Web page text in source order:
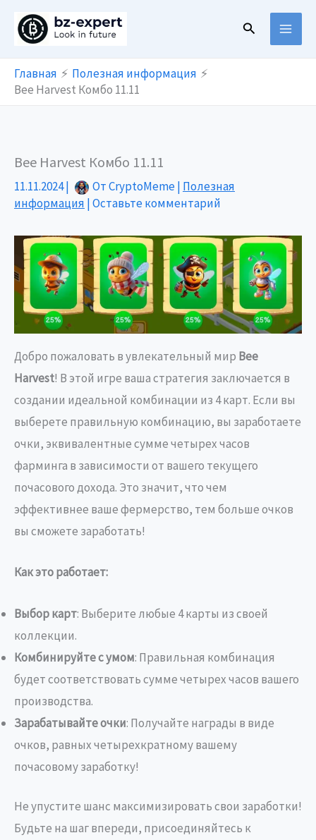
Поиск
Главная
Полезная информация
Bee Harvest Комбо 11.11
Bee Harvest Комбо 11.11
11.11.2024| ОтCryptoMeme| Полезная
информация |Оставьте комментарий
Добро пожаловать в увлекательный мир Bee
Harvest! В этой игре ваша стратегия заключается в
создании идеальной комбинации из 4 карт. Если вы
выберете правильную комбинацию, вы заработаете
очки, эквивалентные сумме четырех часов
фарминга в зависимости от вашего текущего
почасового дохода. Это значит, что чем
эффективнее ваше фермерство, тем больше очков
вы сможете заработать!
Как это работает:
Выбор карт: Выберите любые 4 карты из своей
коллекции.
Комбинируйте с умом: Правильная комбинация
будет соответствовать сумме четырех часов вашего
производства.
Зарабатывайте очки: Получайте награды в виде
очков, равных четырехкратному вашему
почасовому заработку!
Не упустите шанс максимизировать свои заработки!
Будьте на шаг впереди, присоединяйтесь к